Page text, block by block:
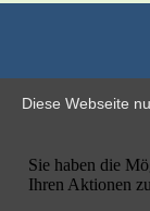
Diese Webseite